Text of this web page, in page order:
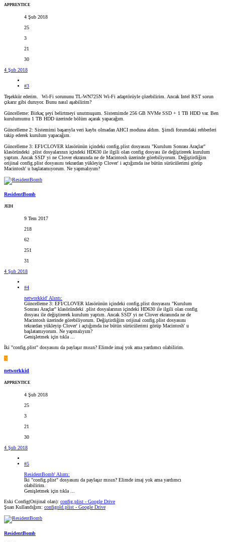
APPRENTICE
4 Şub 2018
25
3
21
30
4 Şub 2018
#3
Teşekkür ederim.
Wi-Fi sorununu TL-WN725N Wi-Fi adaptörüyle çözebilirim. Ancak Intel RST sorun
çıkarır gibi duruyor. Bunu nasıl aşabilirim?
Güncelleme: Birkaç şeyi belirtmeyi unutmuşum. Sistemimde 256 GB NVMe SSD + 1 TB HDD var. Ben
kurulumumu 1 TB HDD üzerinde bölüm açarak yapacağım.
Güncelleme 2: Sistemimi başarıyla veri kaybı olmadan AHCI moduna aldım. Şimdi forumdaki rehberleri
takip ederek kurulum yapacağım.
Güncelleme 3: EFI/CLOVER klasörünün içindeki config.plist dosyasını "Kurulum Sonrası Araçlar"
klasöründeki .plist dosyalarının içindeki HD630 ile ilgili olan config dosyası ile değiştirerek kurulum
yaptım. Ancak SSD' yi ne Clover ekranında ne de Macintosh üzerinde görebiliyorum. Değiştirdiğim
orijinal config.plist dosyasını tekrardan yükleyip Clover' i açtığımda ise bütün sürücülerimi görüp
Macintosh' u başlatamıyorum. Ne yapmalıyım?
ResidentBomb
JEDI
9 Tem 2017
218
62
251
31
4 Şub 2018
#4
networkkid' Alıntı:
Güncelleme 3: EFI/CLOVER klasörünün içindeki config.plist dosyasını "Kurulum
Sonrası Araçlar" klasöründeki .plist dosyalarının içindeki HD630 ile ilgili olan config
dosyası ile değiştirerek kurulum yaptım. Ancak SSD' yi ne Clover ekranında ne de
Macintosh üzerinde görebiliyorum. Değiştirdiğim orijinal config.plist dosyasını
tekrardan yükleyip Clover' i açtığımda ise bütün sürücülerimi görüp Macintosh' u
başlatamıyorum. Ne yapmalıyım?
Genişletmek için tıkla ...
İki "config.plist" dosyasını da paylaşır mısın? Elimde imaj yok ama yardımcı olabilirim.
N
networkkid
APPRENTICE
4 Şub 2018
25
3
21
30
4 Şub 2018
#5
ResidentBomb' Alıntı:
İki "config.plist" dosyasını da paylaşır mısın? Elimde imaj yok ama yardımcı
olabilirim.
Genişletmek için tıkla ...
Eski Config(Orijinal olan): config.plist - Google Drive
Şuan Kullandığım: configold.plist - Google Drive
ResidentBomb